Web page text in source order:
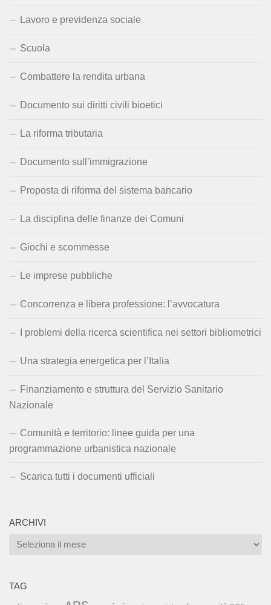
Lavoro e previdenza sociale
Scuola
Combattere la rendita urbana
Documento sui diritti civili bioetici
La riforma tributaria
Documento sull’immigrazione
Proposta di riforma del sistema bancario
La disciplina delle finanze dei Comuni
Giochi e scommesse
Le imprese pubbliche
Concorrenza e libera professione: l’avvocatura
I problemi della ricerca scientifica nei settori bibliometrici
Una strategia energetica per l’Italia
Finanziamento e struttura del Servizio Sanitario
Nazionale
Comunità e territorio: linee guida per una
programmazione urbanistica nazionale
Scarica tutti i documenti ufficiali
ARCHIVI
Archivi
TAG